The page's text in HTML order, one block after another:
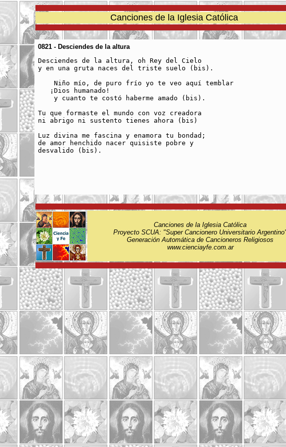
Canciones de la Iglesia Católica
0821 - Desciendes de la altura
Desciendes de la altura, oh Rey del Cielo
y en una gruta naces del triste suelo (bis).
    Niño mío, de puro frío yo te veo aquí temblar
   ¡Dios humanado!
    y cuanto te costó haberme amado (bis).
Tu que formaste el mundo con voz creadora
ni abrigo ni sustento tienes ahora (bis)
Luz divina me fascina y enamora tu bondad;
de amor henchido nacer quisiste pobre y
desvalido (bis).
Canciones de la Iglesia Católica
Proyecto SCUA: "Super Cancionero Universitario
Generación Automática de Cancioneros Religiosos
www.cienciayfe.com.ar